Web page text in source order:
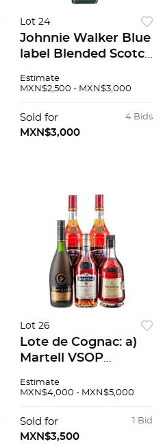
Lot 24
Johnnie Walker Blue
label Blended Scotch
Estimate
MXN$2,500 - MXN$3,000
4 Bids
Sold for
MXN$3,000
Lot 26
Lote de Cognac: a)
Martell VSOP
Francia. Piezas: 2 b)
Coñac, Francia c)
Henes...
Estimate
MXN$4,000 - MXN$5,000
1 Bid
Sold for
MXN$3,500